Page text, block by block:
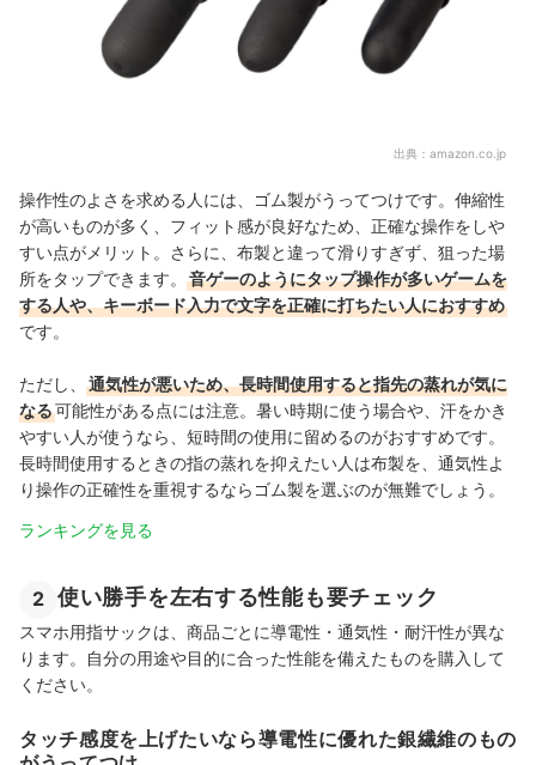
出典： amazon.co.jp
操作性のよさを求める人には、ゴム製がうってつけです。伸縮性
が高いものが多く、フィット感が良好なため、正確な操作をしや
すい点がメリット。さらに、布製と違って滑りすぎず、狙った場
所をタップできます。
音ゲーのようにタップ操作が多いゲームを
する人や、キーボード入力で文字を正確に打ちたい人におすすめ
です。
ただし、
通気性が悪いため、長時間使用すると指先の蒸れが気に
なる可能性がある点には注意。 暑い時期に使う場合や、汗をかき
やすい人が使うなら、短時間の使用に留めるのがおすすめです。
長時間使用するときの指の蒸れを抑えたい人は布製を、 通気性よ
り操作の正確性を重視するならゴム製を選ぶのが無難でしょう。
ランキングを見る
2 使い勝手を左右する性能も要チェック
スマホ用指サックは、商品ごとに導電性・通気性・耐汗性が異な
ります。自分の用途や目的に合った性能を備えたものを購入して
ください。
タッチ感度を上げたいなら導電性に優れた銀繊維のもの